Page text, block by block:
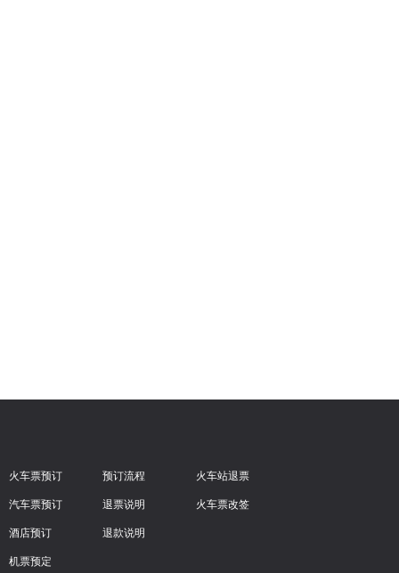
火车票预订
汽车票预订
酒店预订
机票预定
预订流程
退票说明
退款说明
火车站退票
火车票改签